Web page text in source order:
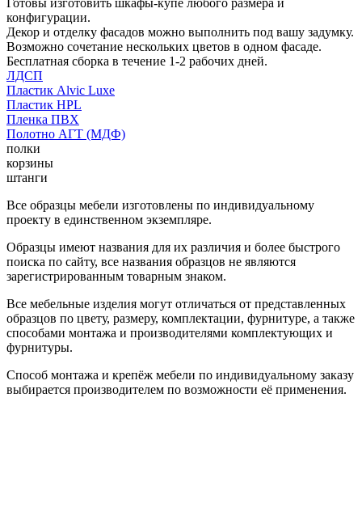
конфигурации.
Декор и отделку фасадов можно выполнить под вашу задумку.
Возможно сочетание нескольких цветов в одном фасаде.
Бесплатная сборка в течение 1-2 рабочих дней.
ЛДСП
Пластик Alvic Luxe
Пластик HPL
Пленка ПВХ
Полотно АГТ (МДФ)
полки
корзины
штанги
Все образцы мебели изготовлены по индивидуальному
проекту в единственном экземпляре.
Образцы имеют названия для их различия и более быстрого
поиска по сайту, все названия образцов не являются
зарегистрированным товарным знаком.
Все мебельные изделия могут отличаться от представленных
образцов по цвету, размеру, комплектации, фурнитуре, а также
способами монтажа и производителями комплектующих и
фурнитуры.
Способ монтажа и крепёж мебели по индивидуальному заказу
выбирается производителем по возможности её применения.